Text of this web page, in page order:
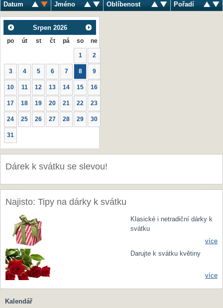
Datum Jméno Oblíbenost Pořadí
Srpen 2026
po út st čt pá so ne
1 2
3 4 5 6 7 8 9
10 11 12 13 14 15 16
17 18 19 20 21 22 23
24 25 26 27 28 29 30
31
Dárek k svátku se slevou!
Najisto: Tipy na dárky k svátku
Klasické i netradiční dárky k
svátku
více
Darujte k svátku květiny
více
Kalendář